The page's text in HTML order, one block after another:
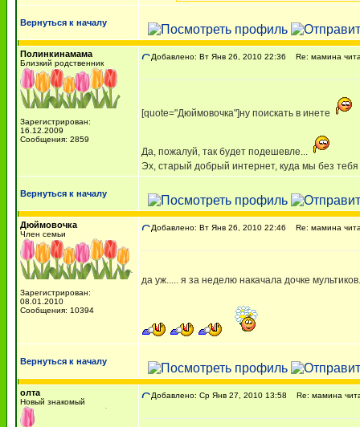
Вернуться к началу
Полинкинамама
Близкий родственник
Зарегистрирован:
16.12.2009
Сообщения: 2859
Добавлено: Вт Янв 26, 2010 22:36 Re: мамина
[quote="Дюймовочка"]ну поискать в инете
Да, пожалуй, так будет подешевле...
Эх, старый добрый интернет, куда мы без тебя
Вернуться к началу
Дюймовочка
Член семьи
Зарегистрирован:
08.01.2010
Сообщения: 10394
Добавлено: Вт Янв 26, 2010 22:46 Re: мамина
да уж..... я за неделю накачала дочке
Вернуться к началу
олта
Новый знакомый
Добавлено: Ср Янв 27, 2010 13:58 Re: мамина